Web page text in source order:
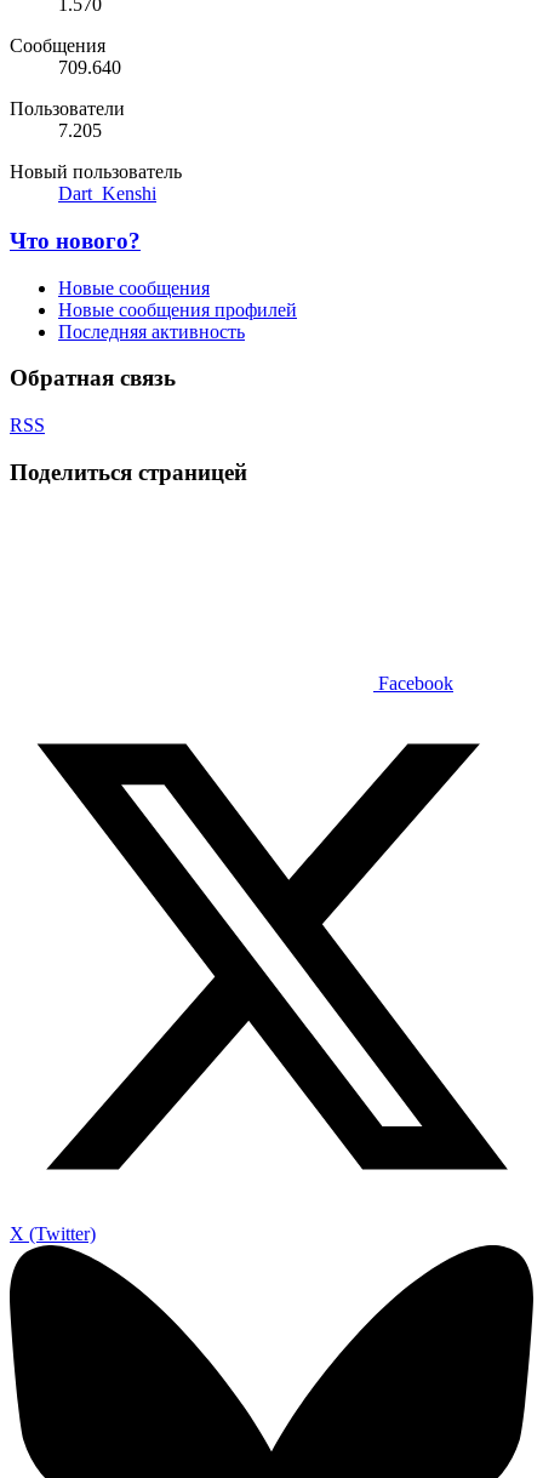
1.570
Сообщения
709.640
Пользователи
7.205
Новый пользователь
Dart_Kenshi
Что нового?
Новые сообщения
Новые сообщения профилей
Последняя активность
Обратная связь
RSS
Поделиться страницей
Facebook
X (Twitter)